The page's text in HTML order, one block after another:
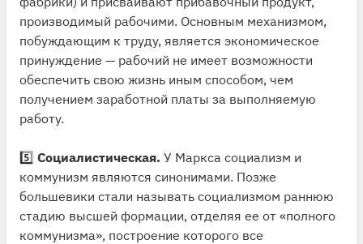
производимый рабочими. Основным механизмом,
побуждающим к труду, является экономическое
принуждение — рабочий не имеет возможности
обеспечить свою жизнь иным способом, чем
получением заработной платы за выполняемую
работу.
5️⃣ Социалистическая. У Маркса социализм и
коммунизм являются синонимами. Позже
большевики стали называть социализмом раннюю
стадию высшей формации, отделяя ее от «полного
коммунизма», построение которого все